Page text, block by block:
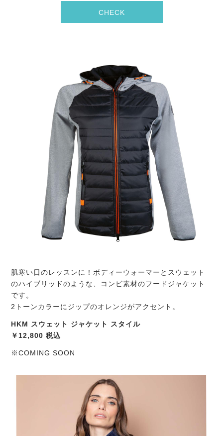
CHECK
肌寒い日のレッスンに！ボディーウォーマーとスウェット
のハイブリッドのような、コンビ素材のフードジャケット
です。
2トーンカラーにジップのオレンジがアクセント。
HKM スウェット ジャケット スタイル
￥12,800 税込
※COMING SOON